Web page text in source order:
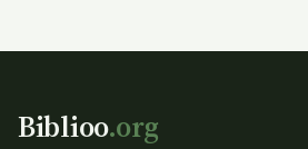
Biblioo.org